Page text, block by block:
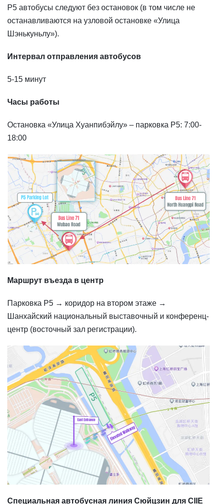
P5 автобусы следуют без остановок (в том числе не
останавливаются на узловой остановке «Улица
Шэнькуньлу»).
Интервал отправления автобусов
5-15 минут
Часы работы
Остановка «Улица Хуанпибэйлу» – парковка P5: 7:00-
18:00
Маршрут въезда в центр
Парковка P5 → коридор на втором этаже →
Шанхайский национальный выставочный и конференц-
центр (восточный зал регистрации).
Специальная автобусная линия Сюйцзин для CIIE